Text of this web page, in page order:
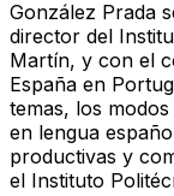
González Prada
director del
Martín, y con el
España en
temas, los
en lengua
productivas y
el Instituto